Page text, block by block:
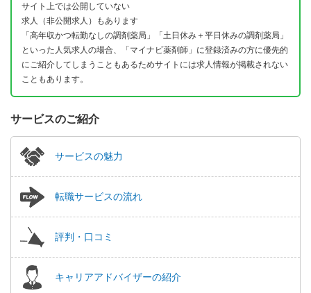
サイト上では公開していない
求人（非公開求人）もあります
「高年収かつ転勤なしの調剤薬局」「土日休み＋平日休みの調剤薬局」
といった人気求人の場合、「マイナビ薬剤師」に登録済みの方に優先的
にご紹介してしまうこともあるためサイトには求人情報が掲載されない
こともあります。
サービスのご紹介
サービスの魅力
転職サービスの流れ
評判・口コミ
キャリアアドバイザーの紹介